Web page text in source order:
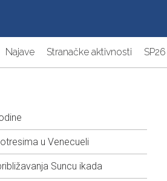
Najave Stranačke aktivnosti SP26
u Venecueli
Suncu ikada